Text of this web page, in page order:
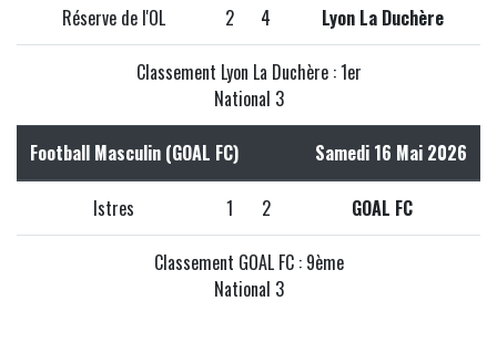
Réserve de l'OL 2 4 Lyon La Duchère
Classement Lyon La Duchère : 1er
National 3
Football Masculin (GOAL FC) Samedi 16 Mai 2026
Istres 1 2 GOAL FC
Classement GOAL FC : 9ème
National 3